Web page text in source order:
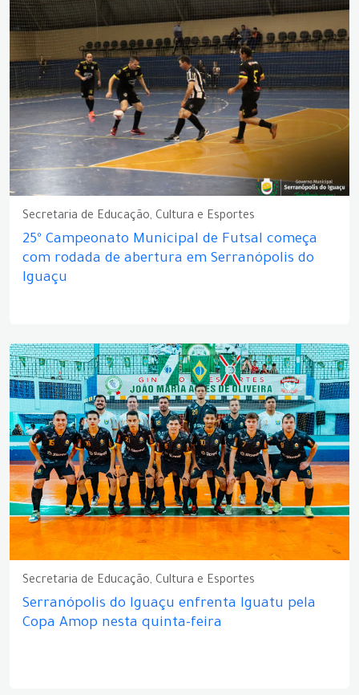
Secretaria de Educação, Cultura e Esportes
25º Campeonato Municipal de Futsal começa
com rodada de abertura em Serranópolis do
Iguaçu
Secretaria de Educação, Cultura e Esportes
Serranópolis do Iguaçu enfrenta Iguatu pela
Copa Amop nesta quinta-feira